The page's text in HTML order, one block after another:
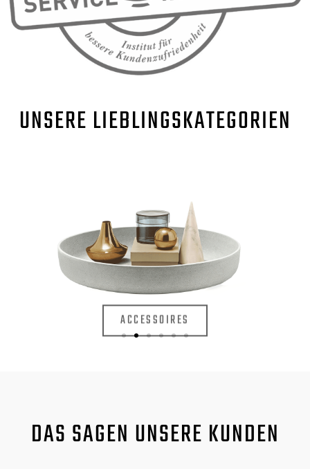
UNSERE LIEBLINGSKATEGORIEN
ACCESSOIRES
DAS SAGEN UNSERE KUNDEN